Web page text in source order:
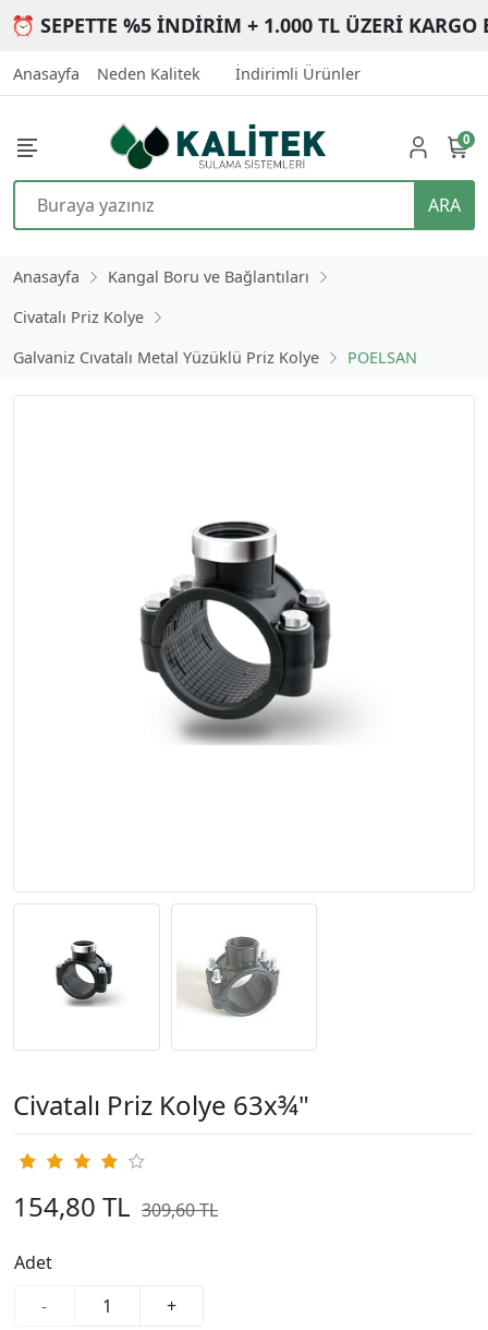
⏰ SEPETTE %5 İNDİRİM + 1.000 TL ÜZERİ KARGO
Anasayfa Neden Kalitek İndirimli Ürünler
ARA
0
Anasayfa
Kangal Boru ve Bağlantıları
Civatalı Priz Kolye
Galvaniz Cıvatalı Metal Yüzüklü Priz Kolye
POELSAN
Civatalı Priz Kolye 63x¾"
154,80 TL 309,60 TL
Adet
-
+